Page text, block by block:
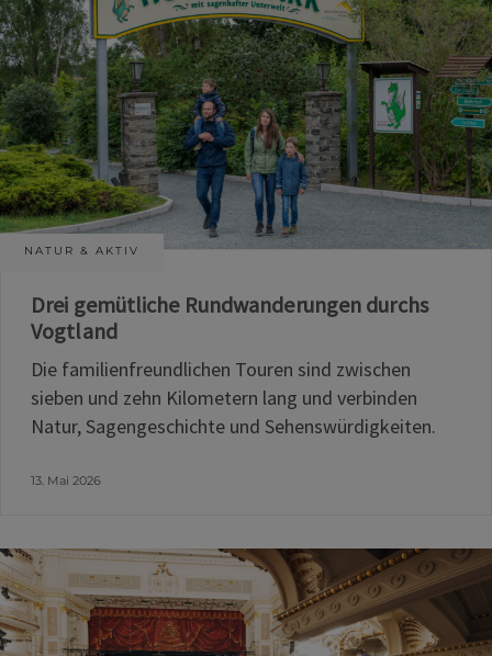
NATUR & AKTIV
Drei gemütliche Rundwanderungen durchs
Vogtland
Die familienfreundlichen Touren sind zwischen
sieben und zehn Kilometern lang und verbinden
Natur, Sagengeschichte und Sehenswürdigkeiten.
13. Mai 2026